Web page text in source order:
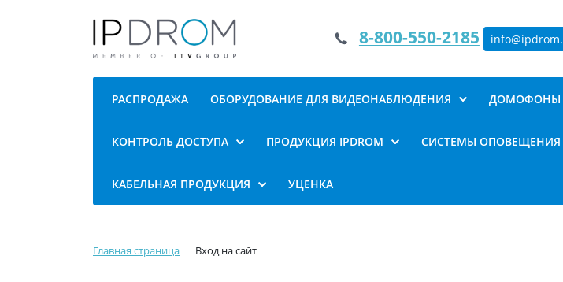
8-800-550-2185 info@ipdrom.
РАСПРОДАЖА ОБОРУДОВАНИЕ ДЛЯ ВИДЕОНАБЛЮДЕНИЯ ДОМОФОНЫ
КОНТРОЛЬ ДОСТУПА ПРОДУКЦИЯ IPDROM СИСТЕМЫ ОПОВЕЩЕНИЯ
КАБЕЛЬНАЯ ПРОДУКЦИЯ УЦЕНКА
Главная страница Вход на сайт